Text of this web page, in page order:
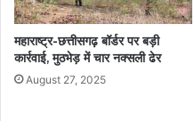
महाराष्ट्र-छत्तीसगढ़ बॉर्डर पर बड़ी
कार्रवाई, मुठभेड़ में चार नक्सली ढेर
August 27, 2025